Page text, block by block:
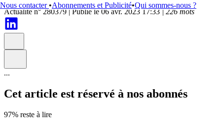
Nous contacter •Abonnements et Publicité•Qui sommes-nous ?
Actualité n° 280379|Publié le 06 avr. 2023 17:33| 226 mots
...
Cet article est réservé à nos abonnés
97% reste à lire